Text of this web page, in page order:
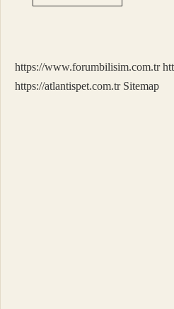
Çantası
https://www.forumbilisim.com.tr
https://atlantispet.com.tr Sitemap